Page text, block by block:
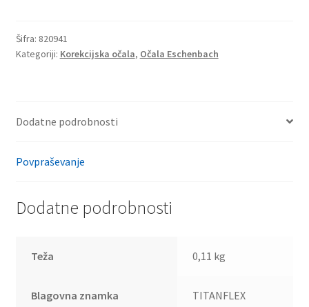
Šifra: 820941
Kategoriji: Korekcijska očala, Očala Eschenbach
Dodatne podrobnosti
Povpraševanje
Dodatne podrobnosti
Teža 0,11 kg
Blagovna znamka TITANFLEX